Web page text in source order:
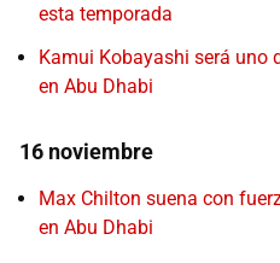
esta temporada
Kamui Kobayashi será uno
en Abu Dhabi
16 noviembre
Max Chilton suena con
en Abu Dhabi